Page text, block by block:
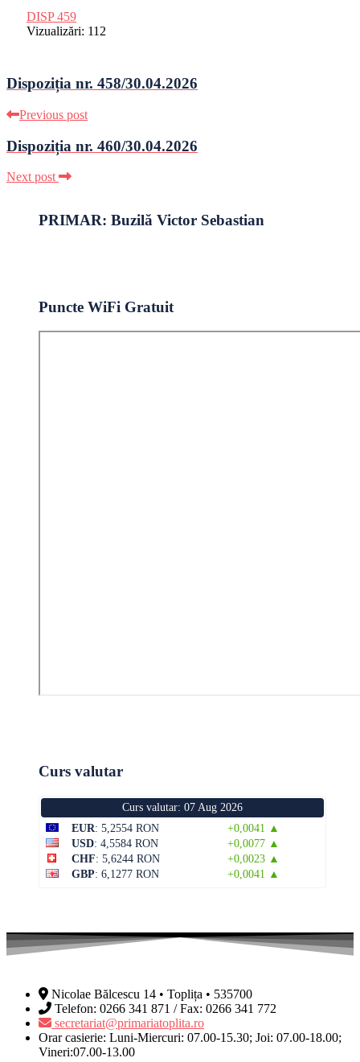
DISP 459
Vizualizări: 112
Dispoziția nr. 458/30.04.2026
Previous post
Dispoziția nr. 460/30.04.2026
Next post
PRIMAR: Buzilă Victor Sebastian
Puncte WiFi Gratuit
Curs valutar
Curs valutar: 07 Aug 2026
EUR: 5,2554 RON
+0,0041 ▲
USD: 4,5584 RON
+0,0077 ▲
CHF: 5,6244 RON
+0,0023 ▲
GBP: 6,1277 RON +0,0041 ▲
Nicolae Bălcescu 14 • Toplița • 535700
Telefon: 0266 341 871 / Fax: 0266 341 772
secretariat@primariatoplita.ro
Orar casierie: Luni-Miercuri: 07.00-15.30; Joi: 07.00-18.00;
Vineri:07.00-13.00